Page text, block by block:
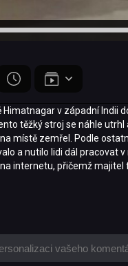
Himatnagar v západní
těžký stroj se náhle
místě zemřel. Podle
a nutilo lidi dál
internetu, přičemž